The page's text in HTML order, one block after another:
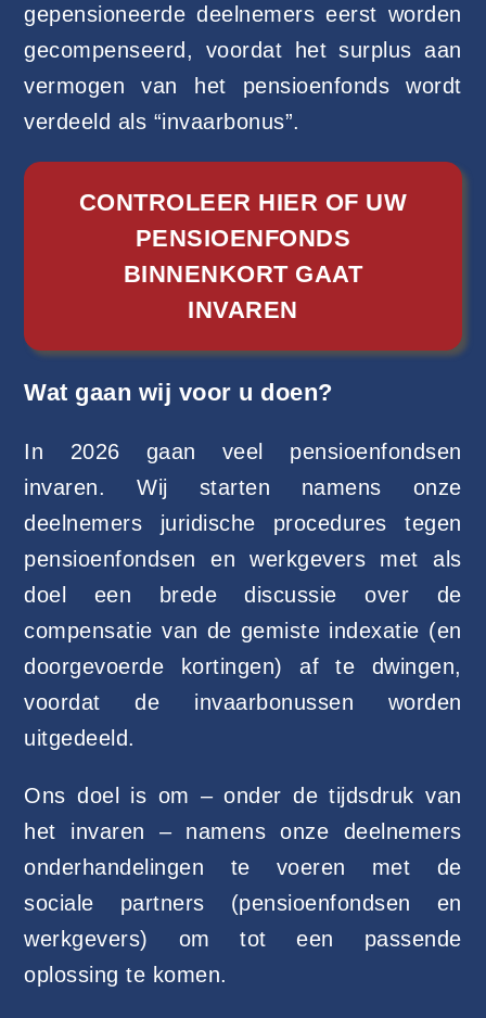
gepensioneerde deelnemers eerst worden
gecompenseerd, voordat het surplus aan
vermogen van het pensioenfonds wordt
verdeeld als “invaarbonus”.
CONTROLEER HIER OF UW
PENSIOENFONDS
BINNENKORT GAAT
INVAREN
Wat gaan wij voor u doen?
In 2026 gaan veel pensioenfondsen
invaren. Wij starten namens onze
deelnemers juridische procedures tegen
pensioenfondsen en werkgevers met als
doel een brede discussie over de
compensatie van de gemiste indexatie (en
doorgevoerde kortingen) af te dwingen,
voordat de invaarbonussen worden
uitgedeeld.
Ons doel is om – onder de tijdsdruk van
het invaren – namens onze deelnemers
onderhandelingen te voeren met de
sociale partners (pensioenfondsen en
werkgevers) om tot een passende
oplossing te komen.